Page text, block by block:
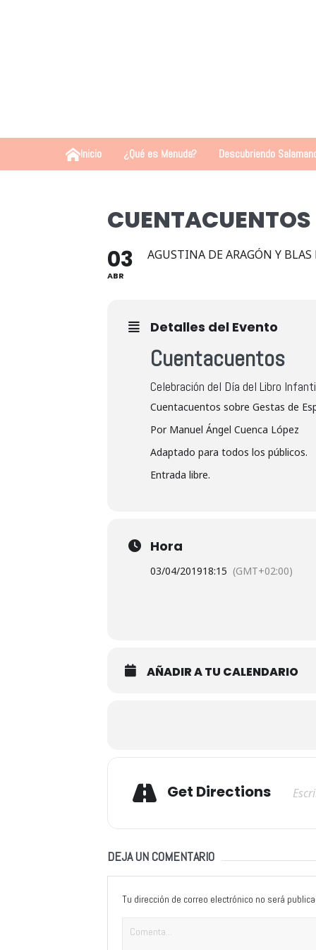
Inicio ¿Qué es Menuda? Descubriendo
CUENTACUENTOS
03
ABR
AGUSTINA DE ARAGÓN Y BLAS
Detalles del Evento
Cuentacuentos
Celebración del Día del Libro
Cuentacuentos sobre Gestas de
Por Manuel Ángel Cuenca López
Adaptado para todos los públicos.
Entrada libre.
Hora
03/04/201918:15 (GMT+02:00)
AÑADIR A TU CALENDARIO
Get Directions
DEJA UN COMENTARIO
Tu dirección de correo electrónico no será